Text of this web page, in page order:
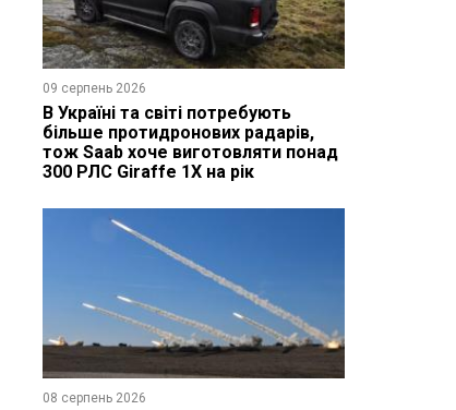
09 серпень 2026
В Україні та світі потребують
більше протидронових радарів,
тож Saab хоче виготовляти понад
300 РЛС Giraffe 1X на рік
08 серпень 2026